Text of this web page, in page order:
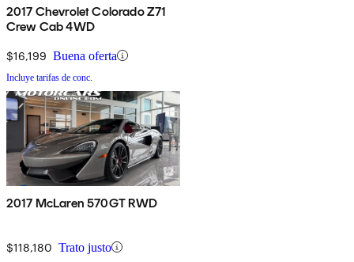
2017 Chevrolet Colorado Z71
Crew Cab 4WD
$16,199 Buena oferta
Incluye tarifas de conc.
2017 McLaren 570GT RWD
$118,180 Trato justo